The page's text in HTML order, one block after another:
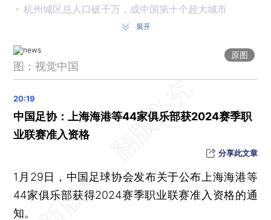
杭州城区总人口破千万，成中国第十个超大城市
中国恒大遭香港高等法院颁令清盘
两项京津冀协同地方标准发布 涉及社会信用代码领域
3月1日生效 中泰互免签证协定详情公布
近五年深圳普惠小微贷款年均增速超30%
香港外汇基金2023年赚2127亿港元 历来第四高
展开
原图
图：视觉中国
中国足协：上海海港等44家俱乐部获2024赛季职
业联赛准入资格
分享此文章
1月29日，中国足球协会发布关于公布上海海港等
44家俱乐部获得2024赛季职业联赛准入资格的通
知。